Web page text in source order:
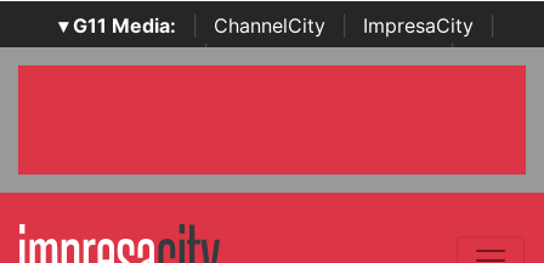
▾ G11 Media: ChannelCity ImpresaCity
SecurityOpenLab | Italian Channel Awards | Italian